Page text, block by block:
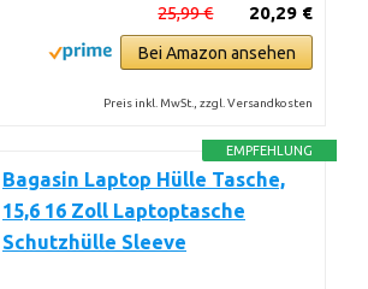
20,29 €
25,99 €
Bei Amazon ansehen
Preis inkl. MwSt., zzgl. Versandkosten
EMPFEHLUNG
Bagasin Laptop Hülle Tasche,
15,6 16 Zoll Laptoptasche
Schutzhülle Sleeve